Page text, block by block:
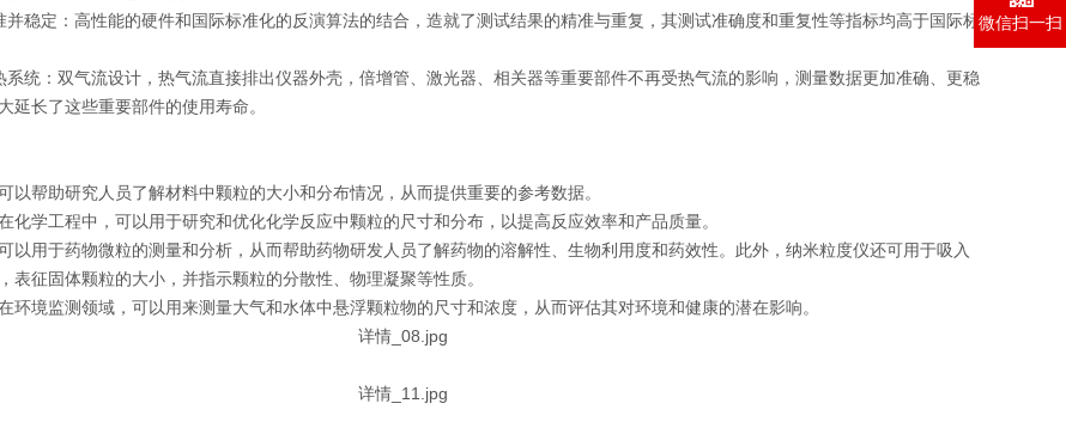
并稳定：高性能的硬件和国际标准化的反演算法的结合，造就了测试结果的精准与重复，其测试准确度和重复性等指标均高于国际标
系统：双气流设计，热气流直接排出仪器外壳，倍增管、激光器、相关器等重要部件不再受热气流的影响，测量数据更加准确、更稳
延长了这些重要部件的使用寿命。
以帮助研究人员了解材料中颗粒的大小和分布情况，从而提供重要的参考数据。
化学工程中，可以用于研究和优化化学反应中颗粒的尺寸和分布，以提高反应效率和产品质量。
以用于药物微粒的测量和分析，从而帮助药物研发人员了解药物的溶解性、生物利用度和药效性。此外，纳米粒度仪还可用于吸入
表征固体颗粒的大小，并指示颗粒的分散性、物理凝聚等性质。
环境监测领域，可以用来测量大气和水体中悬浮颗粒物的尺寸和浓度，从而评估其对环境和健康的潜在影响。
微信扫一扫